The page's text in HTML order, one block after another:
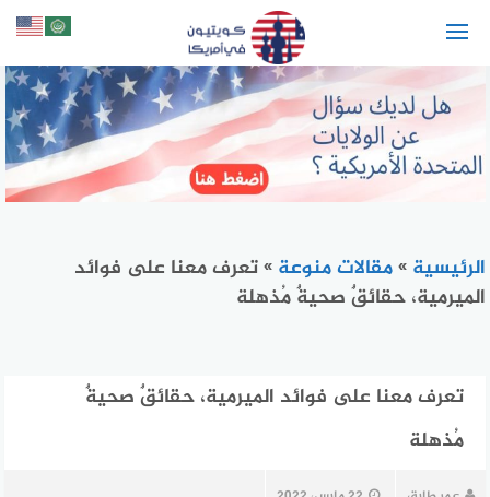
الرئيسية »مقالات منوعة »تعرف معنا على فوائد
الميرمية، حقائقٌ صحيةٌ مُذهلة
تعرف معنا على فوائد الميرمية، حقائقٌ صحيةٌ
مُذهلة